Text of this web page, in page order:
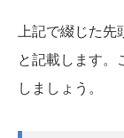
上記で綴じた
と記載します。
しましょう。